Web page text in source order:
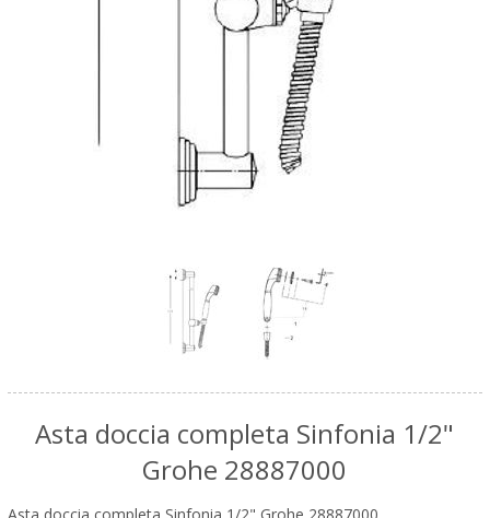
Asta doccia completa Sinfonia 1/2"
Grohe 28887000